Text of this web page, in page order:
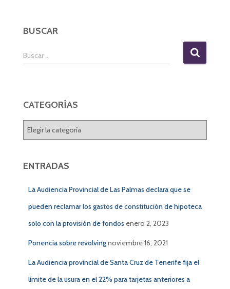
BUSCAR
B
u
r
:
Buscar …
CATEGORÍAS
G
ENTRADAS
La Audiencia Provincial de Las Palmas declara que se
pueden reclamar los gastos de constitución de hipoteca
solo con la provisión de fondos enero 2, 2023
Ponencia sobre revolvingnoviembre 16, 2021
La Audiencia provincial de Santa Cruz de Tenerife fija el
límite de la usura en el 22% para tarjetas anteriores a